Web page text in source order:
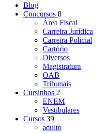
Blog
Concursos 8
Área Fiscal
Carreira Jurídica
Carreira Policial
Cartório
Diversos
Magistratura
OAB
Tribunais
Cursinhos 2
ENEM
Vestibulares
Cursos 39
adulto